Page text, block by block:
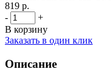
819 р.
-
+
В корзину
Заказать в один клик
Описание